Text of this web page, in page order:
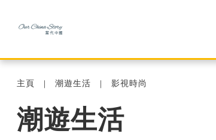
主頁 潮遊生活 影視時尚
潮遊生活